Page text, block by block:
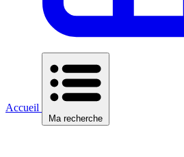
Accueil
Ma recherche